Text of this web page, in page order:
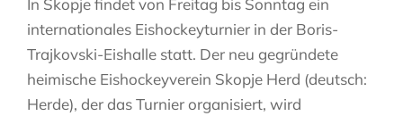
In Skopje findet von Freitag bis Sonntag ein
internationales Eishockeyturnier in der Boris-
Trajkovski-Eishalle statt. Der neu gegründete
heimische Eishockeyverein Skopje Herd (deutsch:
Herde), der das Turnier organisiert, wird